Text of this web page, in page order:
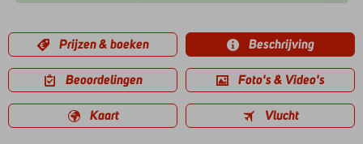
Prijzen & boeken Beschrijving
Beoordelingen Foto's & Video's
Kaart Vlucht